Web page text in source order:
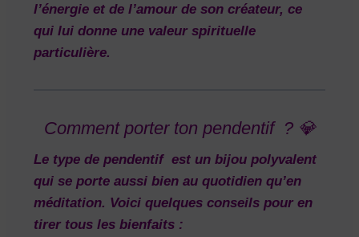
l’énergie et de l’amour de son créateur, ce
qui lui donne une valeur spirituelle
particulière.
Comment porter ton pendentif ? 💎
Le type de pendentif est un bijou polyvalent
qui se porte aussi bien au quotidien qu’en
méditation. Voici quelques conseils pour en
tirer tous les bienfaits :